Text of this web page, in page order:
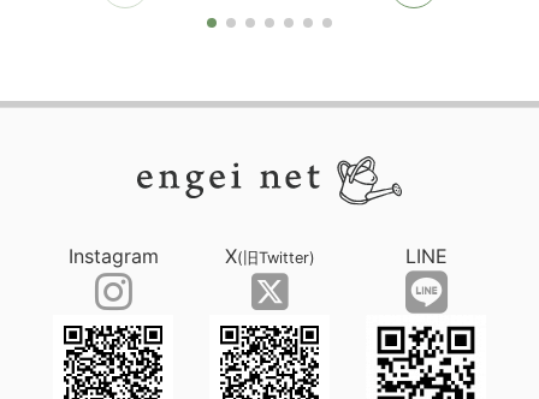
Instagram X(旧Twitter) LINE